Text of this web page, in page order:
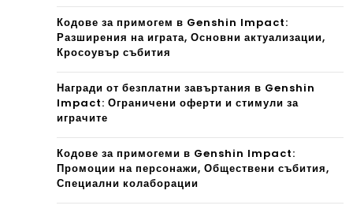
Кодове за примогем в Genshin Impact:
Разширения на играта, Основни актуализации,
Кросоувър събития
Награди от безплатни завъртания в Genshin
Impact: Ограничени оферти и стимули за
играчите
Кодове за примогеми в Genshin Impact:
Промоции на персонажи, Обществени събития,
Специални колаборации